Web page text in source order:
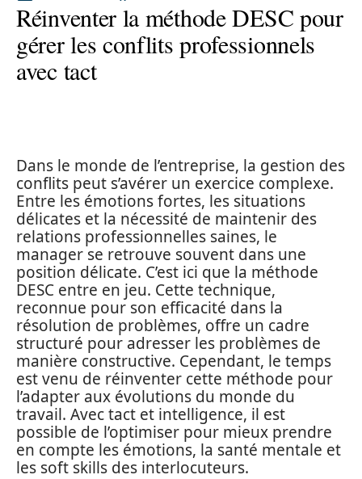
Réinventer la méthode DESC pour
gérer les conflits professionnels
avec tact
Dans le monde de l’entreprise, la gestion des
conflits peut s’avérer un exercice complexe.
Entre les émotions fortes, les situations
délicates et la nécessité de maintenir des
relations professionnelles saines, le
manager se retrouve souvent dans une
position délicate. C’est ici que la méthode
DESC entre en jeu. Cette technique,
reconnue pour son efficacité dans la
résolution de problèmes, offre un cadre
structuré pour adresser les problèmes de
manière constructive. Cependant, le temps
est venu de réinventer cette méthode pour
l’adapter aux évolutions du monde du
travail. Avec tact et intelligence, il est
possible de l’optimiser pour mieux prendre
en compte les émotions, la santé mentale et
les soft skills des interlocuteurs.